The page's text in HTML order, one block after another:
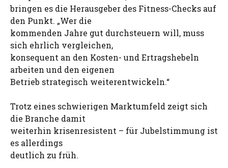
bringen es die Herausgeber des Fitness-Checks auf
den Punkt. „Wer die
kommenden Jahre gut durchsteuern will, muss
sich ehrlich vergleichen,
konsequent an den Kosten- und Ertragshebeln
arbeiten und den eigenen
Betrieb strategisch weiterentwickeln.“
Trotz eines schwierigen Marktumfeld zeigt sich
die Branche damit
weiterhin krisenresistent – für Jubelstimmung ist
es allerdings
deutlich zu früh.